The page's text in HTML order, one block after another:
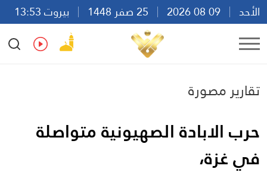
الأحد
بيروت 13:53
Ar
En Fr Es
تقارير مصورة
حرب الابادة الصهيونية متواصلة
في غزة،